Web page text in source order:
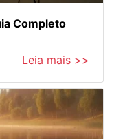
Completo
Leia mais >>